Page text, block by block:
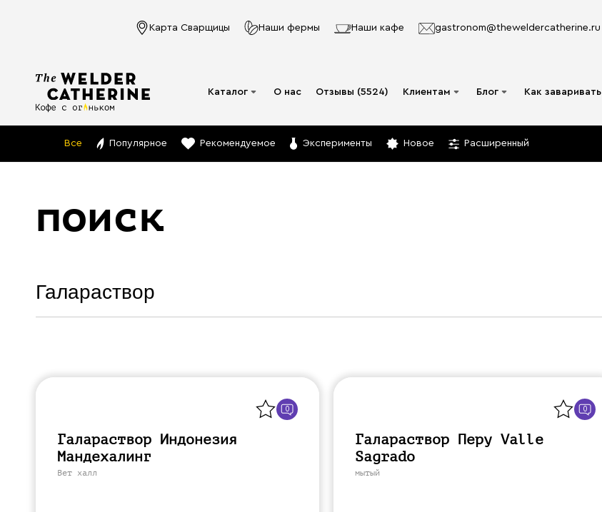
Карта Сварщицы Наши фермы Наши кафе gastronom@theweldercatherine.ru
Каталог
Под молочко
О нас Отзывы (5524) Клиентам
Делаю заказ в первый
Блог
Авторы
Как заваривать
Все Популярное Рекомендуемое Эксперименты Новое Расширенный
поиск
0
Галараствор Индонезия
Мандехалинг
Вет халл
0
Галараствор Перу Valle
Sagrado
мытый